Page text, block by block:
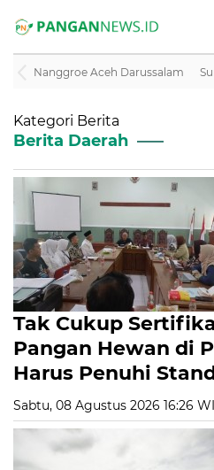
Nanggroe Aceh Darussalam
Kategori Berita
Berita Daerah
Tak Cukup
Pangan Hewan di
Harus Penuhi
Sabtu, 08 Agustus 2026 16:26